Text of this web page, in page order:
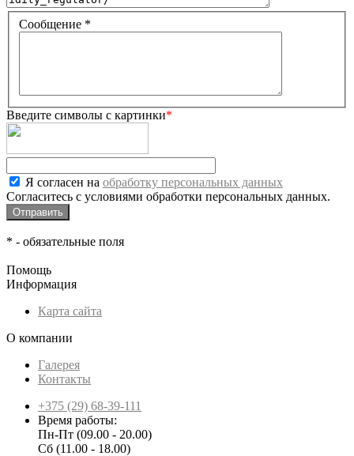
Сообщение *
Введите символы с картинки*
Я согласен на обработку персональных данных
Согласитесь с условиями обработки персональных данных.
* - обязательные поля
Помощь
Информация
Карта сайта
О компании
Галерея
Контакты
+375 (29) 68-39-111
Время работы:
Пн-Пт (09.00 - 20.00)
Сб (11.00 - 18.00)